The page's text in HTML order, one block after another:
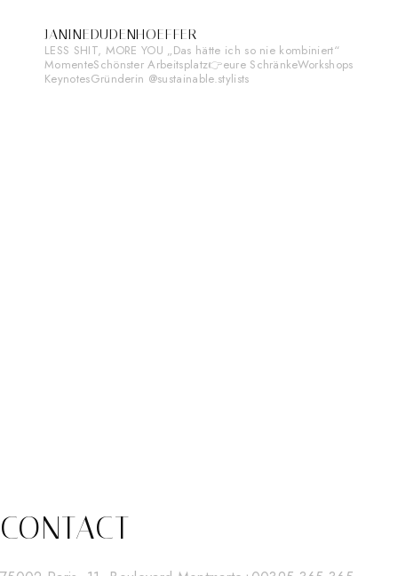
JANINEDUDENHOEFFER
LESS SHIT, MORE YOU „Das hätte ich so nie kombiniert“
MomenteSchönster Arbeitsplatz👉eure SchränkeWorkshops
KeynotesGründerin @sustainable.stylists
Mehr laden
CONTACT